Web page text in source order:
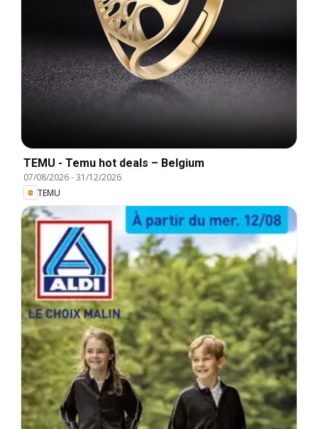
TEMU - Temu hot deals – Belgium
07/08/2026-31/12/2026
TEMU